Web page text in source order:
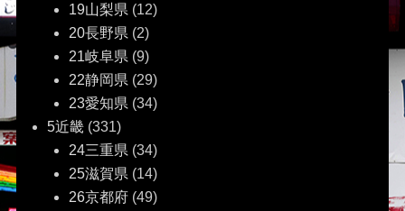
19山梨県 (12)
20長野県 (2)
21岐阜県 (9)
22静岡県 (29)
23愛知県 (34)
5近畿(331)
24三重県 (34)
25滋賀県 (14)
26京都府(49)